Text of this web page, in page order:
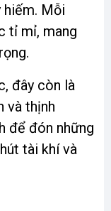
hiếm. Mỗi
tỉ mỉ, mang
đây còn là
và thịnh
để đón những
tài khí và